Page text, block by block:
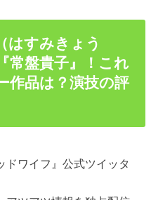
はすみきょう
常盤貴子』！これ
作品は？演技の評
ドワイフ』公式ツイッタ